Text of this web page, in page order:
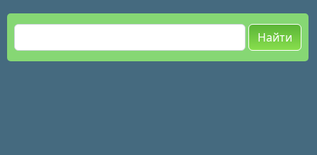
Найти